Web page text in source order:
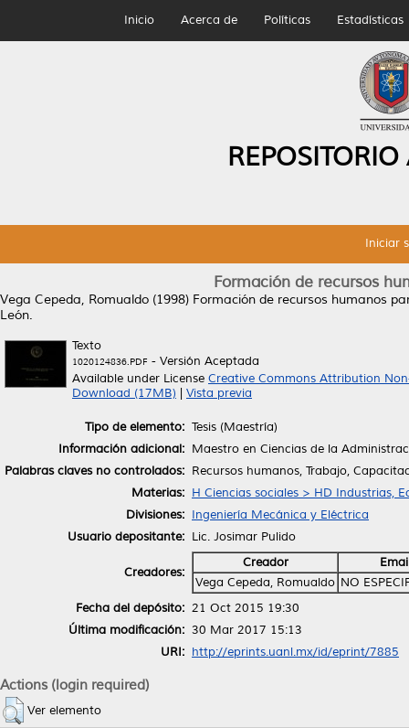
Inicio Acerca de Políticas Estadísticas
Iniciar
Formación de recursos
Vega Cepeda, Romualdo (1998) Formación de recursos humanos
León.
Texto
1020124836.PDF - Versión Aceptada
Available under License Creative Commons Attribution
Download (17MB)
Vista previa
Tipo de elemento: Tesis (Maestría)
Información adicional: Maestro en Ciencias de la
Palabras claves no controlados: Recursos humanos, Trabajo,
Materias: H Ciencias sociales > HD Industrias,
Divisiones: Ingeniería Mecánica y Eléctrica
Usuario depositante: Lic. Josimar Pulido
Creadores:
Creador
Vega Cepeda, Romualdo NO
Fecha del depósito: 21 Oct 2015 19:30
Última modificación: 30 Mar 2017 15:13
URI: http://eprints.uanl.mx/id/eprint/7885
Actions (login required)
Ver elemento